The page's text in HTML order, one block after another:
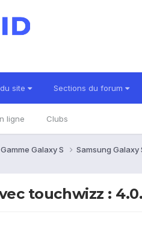
site Sections du forum
ligne Clubs
Gamme Galaxy S Samsung Galaxy
touchwizz :